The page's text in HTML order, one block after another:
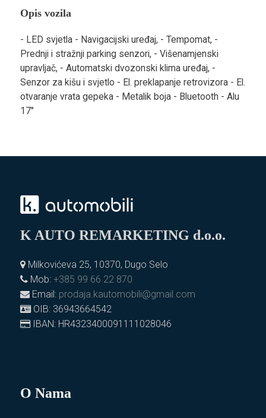
Opis vozila
- LED svjetla - Navigacijski uređaj, - Tempomat, -
Prednji i stražnji parking senzori, - Višenamjenski
upravljač, - Automatski dvozonski klima uređaj, -
Senzor za kišu i svjetlo - El. preklapanje retrovizora - El.
otvaranje vrata gepeka - Metalik boja - Bluetooth - Alu
17"
K AUTO REMARKETING d.o.o.
Milkovićeva 25, 10370, Dugo Selo
Mob: +385 99 66 22 870
Email: prodaja.kautomobili@gmail.com
OIB: 36943664542
IBAN: HR4323400091111028046
O Nama